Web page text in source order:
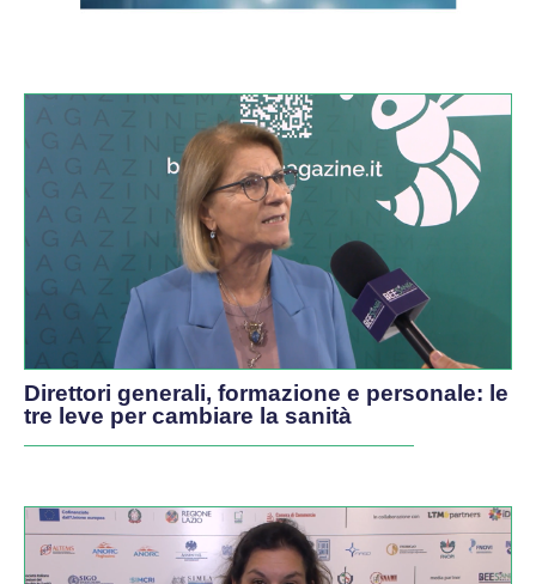
Direttori generali, formazione e personale: le
tre leve per cambiare la sanità